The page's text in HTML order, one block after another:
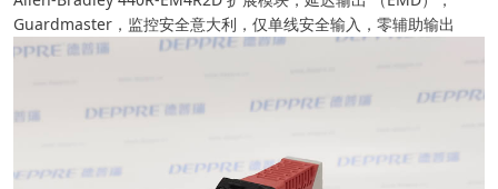
Guardmaster，监控安全意大利，仅单线安全输入，零辅助输出